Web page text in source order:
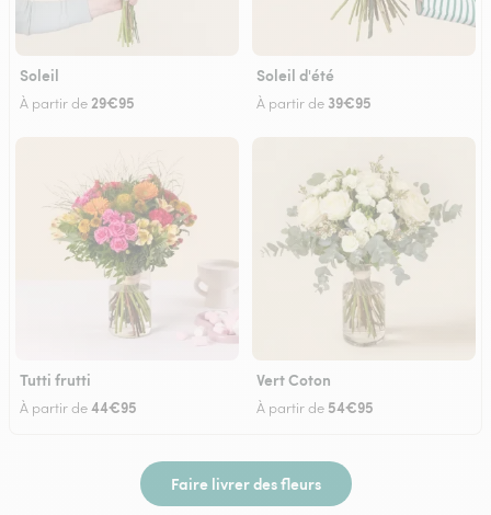
Soleil
À partir de29€95
Soleil d'été
À partir de 39€95
Tutti frutti
À partir de44€95
Vert Coton
À partir de 54€95
Faire livrer des fleurs